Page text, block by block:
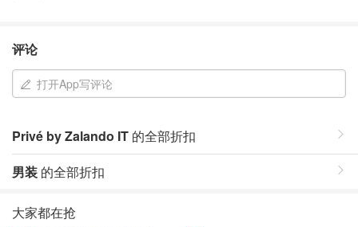
评论
打开App写评论
Privé by Zalando IT 的全部折扣
男装 的全部折扣
大家都在抢